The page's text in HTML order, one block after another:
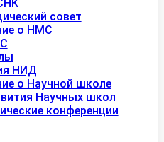
совет
о НМС
НИД
о Научной школе
Научных школ
конференции